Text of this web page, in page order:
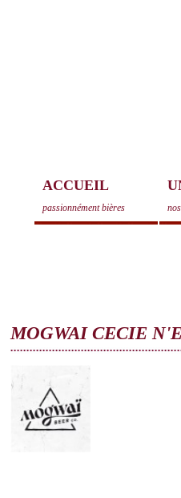
ACCUEIL
passionnément bières
MOGWAI CECIE